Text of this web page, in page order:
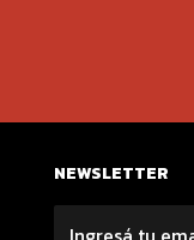
NEWSLETTER